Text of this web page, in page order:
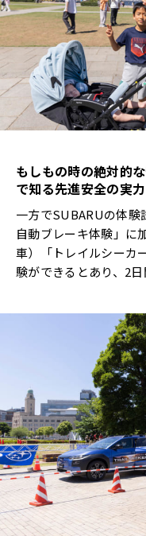
もしもの時の絶対的
で知る先進安全の実力
一方でSUBARUの体験
自動ブレーキ体験」に
車）「トレイルシーカ
験ができるとあり、2